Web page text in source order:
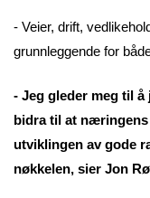
- Veier, drift,
grunnleggende for
- Jeg gleder meg til
bidra til at
utviklingen av gode
nøkkelen, sier Jon